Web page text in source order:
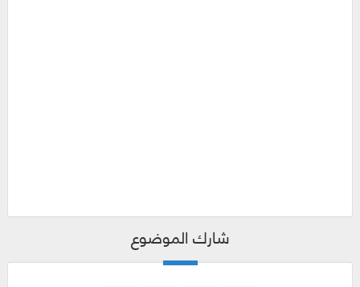
شارك الموضوع